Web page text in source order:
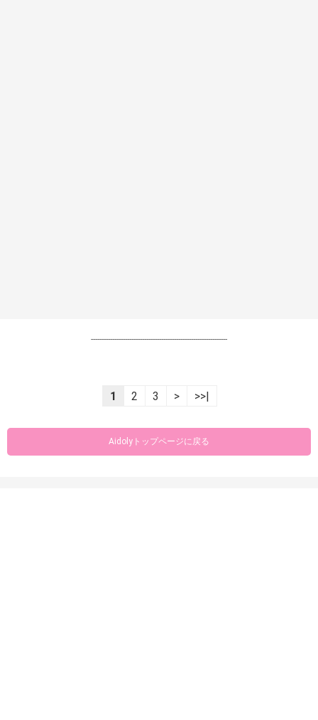
----------------------------------------------------------------
1 2 3 > >>|
Aidolyトップページに戻る